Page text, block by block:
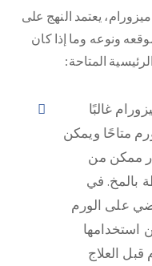
يعتمد النهج على
ونوعه وما إذا كان
المتاحة:
غالبًا
متاحًا ويمكن
ممكن من
بالمخ. في
على الورم
استخدامها
العلاج